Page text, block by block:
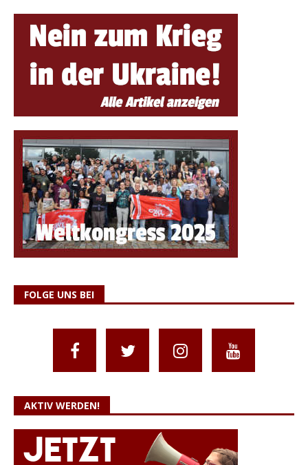
FOLGE UNS BEI
AKTIV WERDEN!